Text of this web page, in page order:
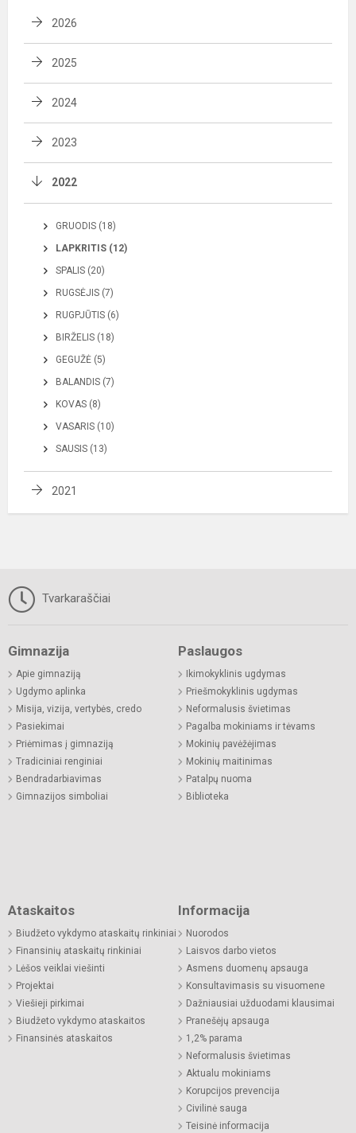
2026
2025
2024
2023
2022
GRUODIS (18)
LAPKRITIS (12)
SPALIS (20)
RUGSĖJIS (7)
RUGPJŪTIS (6)
BIRŽELIS (18)
GEGUŽĖ (5)
BALANDIS (7)
KOVAS (8)
VASARIS (10)
SAUSIS (13)
2021
Tvarkaraščiai
Gimnazija
Apie gimnaziją
Ugdymo aplinka
Misija, vizija, vertybės, credo
Pasiekimai
Priėmimas į gimnaziją
Tradiciniai renginiai
Bendradarbiavimas
Gimnazijos simboliai
Paslaugos
Ikimokyklinis ugdymas
Priešmokyklinis ugdymas
Neformalusis švietimas
Pagalba mokiniams ir tėvams
Mokinių pavėžėjimas
Mokinių maitinimas
Patalpų nuoma
Biblioteka
Ataskaitos
Biudžeto vykdymo ataskaitų rinkiniai
Finansinių ataskaitų rinkiniai
Lėšos veiklai viešinti
Projektai
Viešieji pirkimai
Biudžeto vykdymo ataskaitos
Finansinės ataskaitos
Informacija
Nuorodos
Laisvos darbo vietos
Asmens duomenų apsauga
Konsultavimasis su visuomene
Dažniausiai užduodami klausimai
Pranešėjų apsauga
1,2% parama
Neformalusis švietimas
Aktualu mokiniams
Korupcijos prevencija
Civilinė sauga
Teisinė informacija